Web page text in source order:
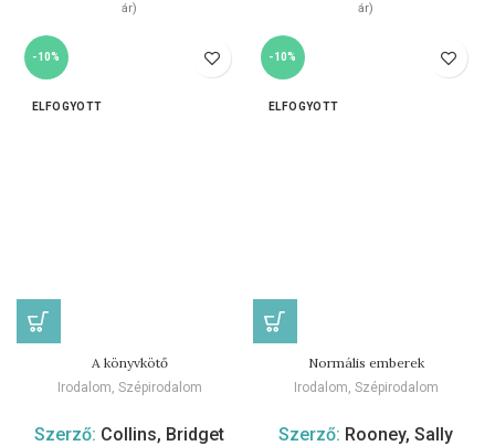
ár)
ár)
-10%
ELFOGYOTT
A könyvkötő
Irodalom, Szépirodalom
Szerző: Collins, Bridget
-10%
ELFOGYOTT
Normális emberek
Irodalom, Szépirodalom
Szerző: Rooney, Sally